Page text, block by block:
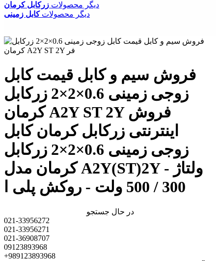
دیگر محصولات زرکابل کرمان
دیگر محصولاتکابل زمینی
فروش سیم و کابل قیمت کابل
زوجی زمینی 0.6×2×2 زرکابل
کرمان A2Y ST 2Y فروش
اینترنتی زرکابل کرمان کابل
زوجی زمینی 0.6×2×2 زرکابل
کرمان مدل A2Y(ST)2Y - ولتاژ
300 / 500 ولت - روکش پلی ا
در حال جستجو
021-33956272
021-33956271
021-36908707
09123893968
+989123893968